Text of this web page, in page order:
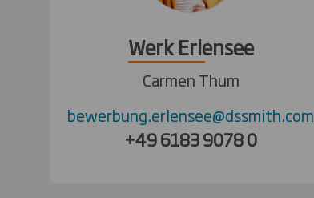
Werk Erlensee
Carmen Thum
bewerbung.erlensee@dssmith.com
+49 6183 9078 0